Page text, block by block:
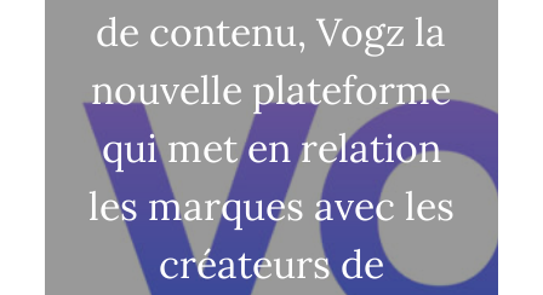
de contenu, Vogz la
nouvelle plateforme
qui met en relation
les marques avec les
créateurs de